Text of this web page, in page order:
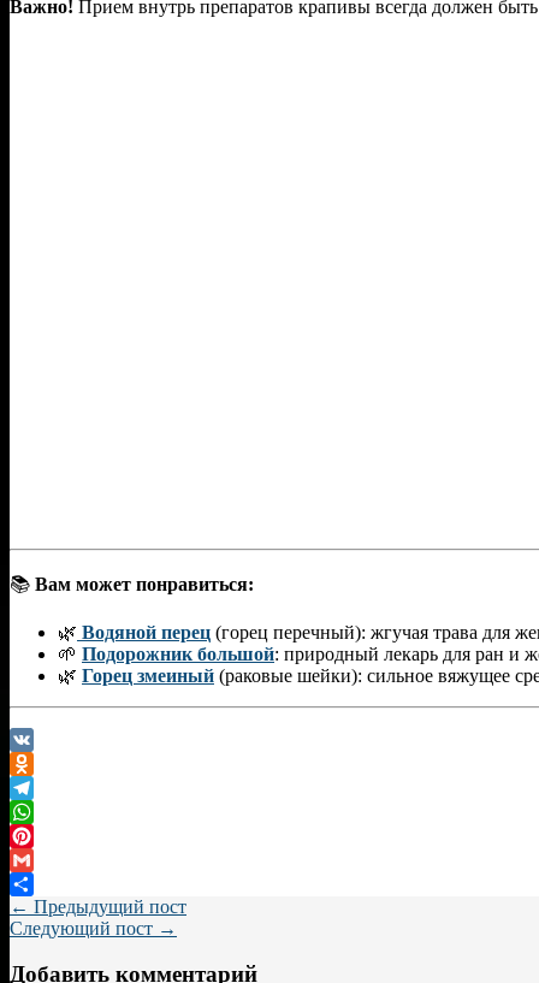
Важно! Прием внутрь препаратов крапивы всегда должен
📚 Вам может понравиться:
🌿 Водяной перец (горец перечный): жгучая трава для
🌱 Подорожник большой: природный лекарь для ран и
🌿 Горец змеиный (раковые шейки): сильное вяжущее
VK
Odnoklassniki
Telegram
WhatsApp
Pinterest
Gmail
Отправить
← Предыдущий пост
Следующий пост →
Добавить комментарий